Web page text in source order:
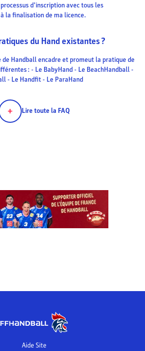
d’inscription avec tous les
la finalisation de ma licence.
du Hand existantes ?
de Handball encadre et promeut la pratique de
: - Le BabyHand - Le BeachHandball -
- Le Handfit - Le ParaHand
Lire toute la FAQ
Aide Site